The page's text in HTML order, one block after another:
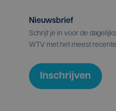
Nieuwsbrief
Schrijf je in voor de
WTV met het meest
Inschrijven